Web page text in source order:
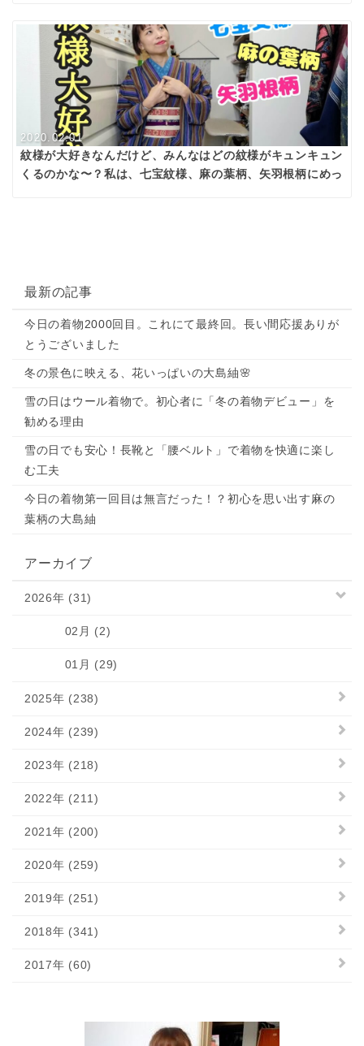
2020.02.01
紋様が大好きなんだけど、みんなはどの紋様がキュンキュン
くるのかな〜？私は、七宝紋様、麻の葉柄、矢羽根柄にめっ
最新の記事
今日の着物2000回目。これにて最終回。長い間応援ありが
とうございました
冬の景色に映える、花いっぱいの大島紬🌸
雪の日はウール着物で。初心者に「冬の着物デビュー」を
勧める理由
雪の日でも安心！長靴と「腰ベルト」で着物を快適に楽し
む工夫
今日の着物第一回目は無言だった！？初心を思い出す麻の
葉柄の大島紬
アーカイブ
2026年 (31)
02月 (2)
01月 (29)
2025年 (238)
2024年 (239)
2023年 (218)
2022年 (211)
2021年 (200)
2020年 (259)
2019年 (251)
2018年 (341)
2017年 (60)